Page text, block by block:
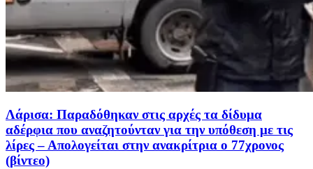
Λάρισα: Παραδόθηκαν στις αρχές τα δίδυμα
αδέρφια που αναζητούνταν για την υπόθεση με τις
λίρες – Απολογείται στην ανακρίτρια ο 77χρονος
(βίντεο)